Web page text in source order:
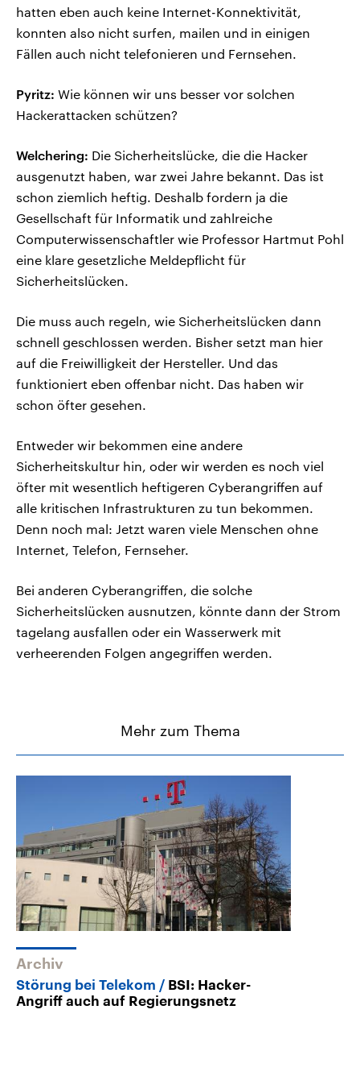
hatten eben auch keine Internet-Konnektivität,
konnten also nicht surfen, mailen und in einigen
Fällen auch nicht telefonieren und Fernsehen.
Pyritz: Wie können wir uns besser vor solchen
Hackerattacken schützen?
Welchering: Die Sicherheitslücke, die die Hacker
ausgenutzt haben, war zwei Jahre bekannt. Das ist
schon ziemlich heftig. Deshalb fordern ja die
Gesellschaft für Informatik und zahlreiche
Computerwissenschaftler wie Professor Hartmut Pohl
eine klare gesetzliche Meldepflicht für
Sicherheitslücken.
Die muss auch regeln, wie Sicherheitslücken dann
schnell geschlossen werden. Bisher setzt man hier
auf die Freiwilligkeit der Hersteller. Und das
funktioniert eben offenbar nicht. Das haben wir
schon öfter gesehen.
Entweder wir bekommen eine andere
Sicherheitskultur hin, oder wir werden es noch viel
öfter mit wesentlich heftigeren Cyberangriffen auf
alle kritischen Infrastrukturen zu tun bekommen.
Denn noch mal: Jetzt waren viele Menschen ohne
Internet, Telefon, Fernseher.
Bei anderen Cyberangriffen, die solche
Sicherheitslücken ausnutzen, könnte dann der Strom
tagelang ausfallen oder ein Wasserwerk mit
verheerenden Folgen angegriffen werden.
Mehr zum Thema
Archiv
Störung bei Telekom
BSI: Hacker-
Angriff auch auf Regierungsnetz